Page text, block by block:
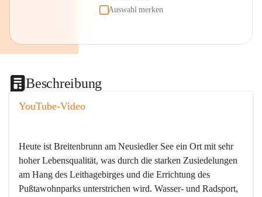
Auswahl merken
Beschreibung
YouTube-Video
Heute ist Breitenbrunn am Neusiedler See ein Ort mit sehr
hoher Lebensqualität, was durch die starken Zusiedelungen
am Hang des Leithagebirges und die Errichtung des
Pußtawohnparks unterstrichen wird. Wasser- und Radsport,